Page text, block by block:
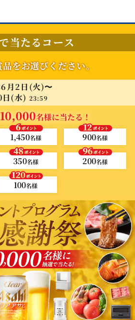
当たるコース
をお選びください。
6月2日(火)〜
(水) 23:59
10,000名様に当たる！
1,450名様 900名様
350名様 200名様
100名様